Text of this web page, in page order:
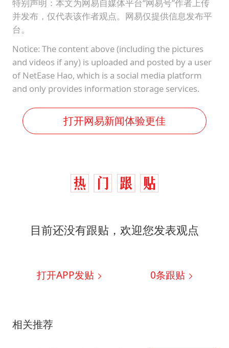
特别声明：本文为网易自媒体平台“网易号”作者上传
并发布，仅代表该作者观点。网易仅提供信息发布平
台。
Notice: The content above (including the pictures
and videos if any) is uploaded and posted by a user
of NetEase Hao, which is a social media platform
and only provides information storage services.
打开网易新闻体验更佳
目前还没有跟贴，欢迎您发表观点
打开APP发贴 0条跟贴
相关推荐